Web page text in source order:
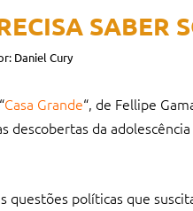
SABER
Daniel Cury
Casa Grande“, de Fellipe
descobertas da
políticas que